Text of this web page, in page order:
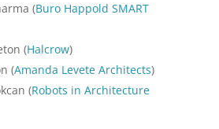
(Buro Happold SMART
(Halcrow)
(Amanda Levete Architects)
(Robots in Architecture